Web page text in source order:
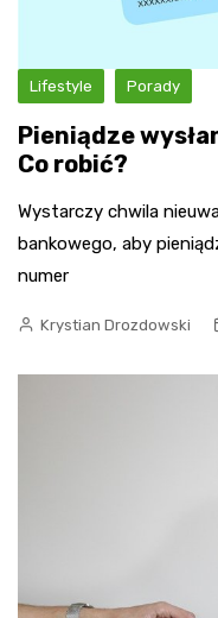
Lifestyle Porady
Pieniądze
Co robić?
Wystarczy chwila
bankowego, aby
numer
Krystian Drozdowski